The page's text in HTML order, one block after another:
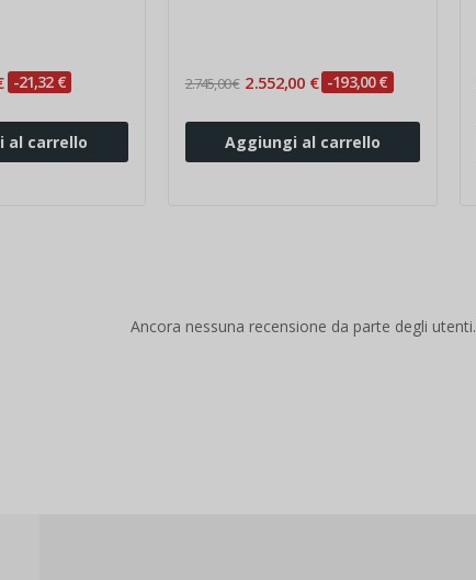
-21,32 €
al carrello
2.745,00 € 2.552,00 € -193,00 €
Aggiungi al carrello
Ancora nessuna recensione da parte degli utenti.